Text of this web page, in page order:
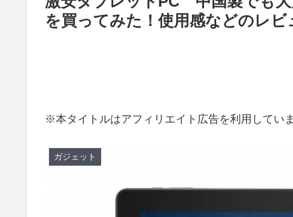
を買ってみた！使用感などのレビ
※本タイトルはアフィリエイト広告を利用していま
ガジェット